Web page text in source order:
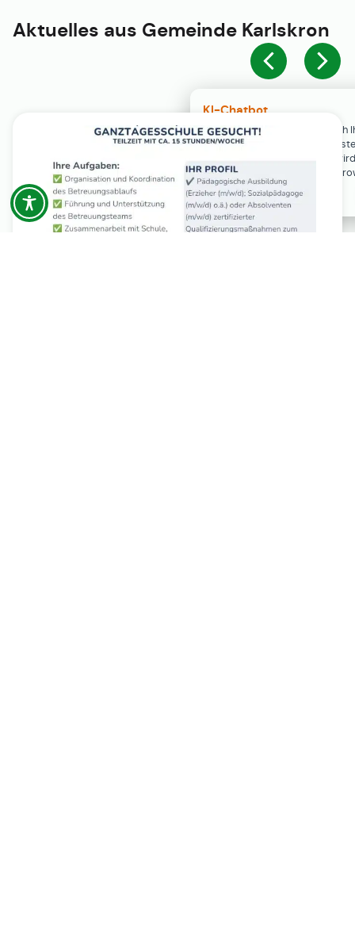
KI-Chatbot
Der KI-Chatbot steht erst nach
Einwilligung in den Cookie-
Verfügung. Der Chat-Verlauf
ausschließlich lokal in Ihrem
gespeichert.
Aktuelles aus Gemeinde Karlskron